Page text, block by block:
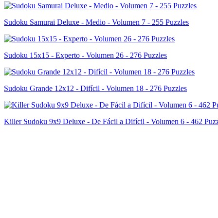
Sudoku Samurai Deluxe - Medio - Volumen 7 - 255 Puzzles
Sudoku 15x15 - Experto - Volumen 26 - 276 Puzzles
Sudoku Grande 12x12 - Difícil - Volumen 18 - 276 Puzzles
Killer Sudoku 9x9 Deluxe - De Fácil a Difícil - Volumen 6 - 462